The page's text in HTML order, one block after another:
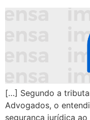
[…] Segundo a
Advogados, o
segurança jurídica